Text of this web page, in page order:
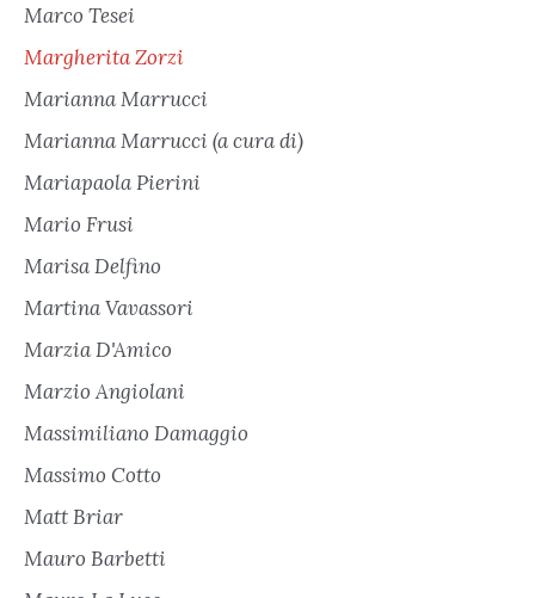
Marco Tesei
Margherita Zorzi
Marianna Marrucci
Marianna Marrucci (a cura di)
Mariapaola Pierini
Mario Frusi
Marisa Delfino
Martina Vavassori
Marzia D'Amico
Marzio Angiolani
Massimiliano Damaggio
Massimo Cotto
Matt Briar
Mauro Barbetti